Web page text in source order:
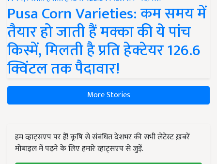
Pusa Corn Varieties: कम समय में
तैयार हो जाती हैं मक्का की ये पांच
किस्में, मिलती है प्रति हेक्टेयर 126.6
क्विंटल तक पैदावार!
More Stories
हम व्हाट्सएप पर हैं! कृषि से संबंधित देशभर की सभी लेटेस्ट ख़बरें
मोबाइल में पढ़ने के लिए हमारे व्हाट्सएप से जुड़ें.